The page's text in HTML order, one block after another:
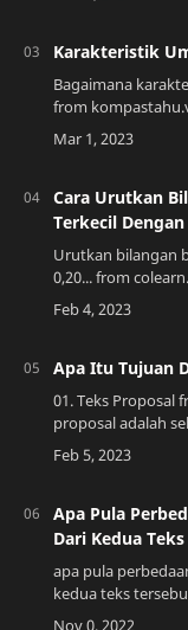
Umbi-
Karakteristik
Bagaimana
from
Prosedur?Teks
bahasa yang
Cara Urutkan
Terkecil
Urutkan bilangan
0,20... from
Bilangan bulat
terdiri dari
Apa Itu Tujuan
01. Teks Proposal
proposal adalah
konten yang
suatu tujuan atau
Apa Pula
Dari Kedua
apa pula
kedua teks
tahu bahwa